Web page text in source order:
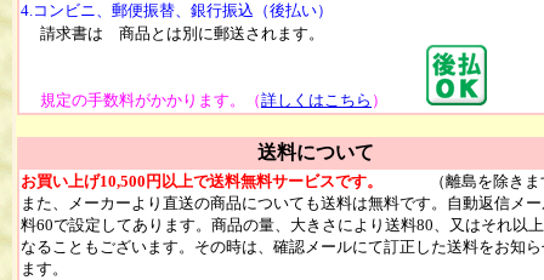
4.コンビニ、郵便振替、銀行振込（後払い）
請求書は 商品とは別に郵送されます。
規定の手数料がかかります。（詳しくはこちら ）
送料について
お買い上げ10,500円以上で送料無料サービスです。
（離島を除きま
また、メーカーより直送の商品についても送料は無料です。自動返信メ
料60で設定してあります。商品の量、大きさにより送料80、又はそれ以
なることもございます。その時は、確認メールにて訂正した送料をお知
ます。